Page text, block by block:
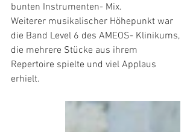
bunten Instrumenten- Mix.
Weiterer musikalischer Höhepunkt war
die Band Level 6 des AMEOS- Klinikums,
die mehrere Stücke aus ihrem
Repertoire spielte und viel Applaus
erhielt.